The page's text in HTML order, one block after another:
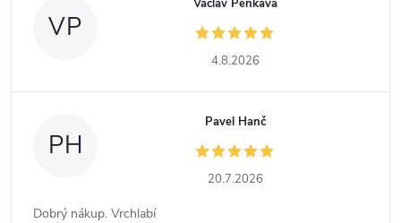
VP
Václav Pěnkava
4.8.2026
PH
Pavel Hanč
20.7.2026
Dobrý nákup. Vrchlabí